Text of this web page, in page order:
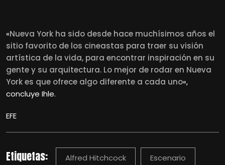
«Nueva York ha sido desde hace muchísimos años el
sitio favorito de los cineastas para traer su visión
artística de la vida, para encontrar inspiración en su
gente y su arquitectura. Lo mejor de rodar en Nueva
York es que ofrece algo diferente a cada uno«,
concluye Ihle.
EFE
Etiquetas: Alfred Hitchcock Escenario